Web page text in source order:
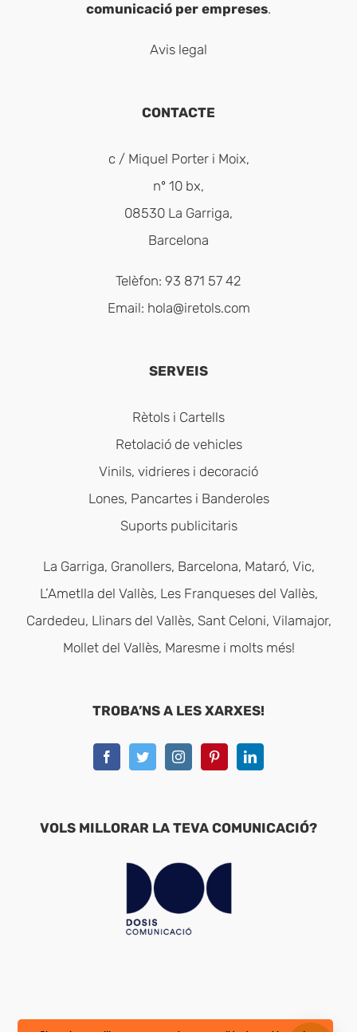
comunicació per empreses.
Avis legal
CONTACTE
c / Miquel Porter i Moix,
nº 10 bx,
08530 La Garriga,
Barcelona
Telèfon: 93 871 57 42
Email: hola@iretols.com
SERVEIS
Rètols i Cartells
Retolació de vehicles
Vinils, vidrieres i decoració
Lones, Pancartes i Banderoles
Suports publicitaris
La Garriga, Granollers, Barcelona, Mataró, Vic,
L’Ametlla del Vallès, Les Franqueses del Vallès,
Cardedeu, Llinars del Vallès, Sant Celoni, Vilamajor,
Mollet del Vallès, Maresme i molts més!
TROBA’NS A LES XARXES!
VOLS MILLORAR LA TEVA COMUNICACIÓ?